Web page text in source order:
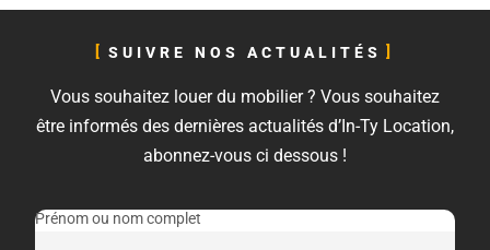
SUIVRE NOS ACTUALITÉS
Vous souhaitez louer du mobilier ? Vous souhaitez
être informés des dernières actualités d’In-Ty Location,
abonnez-vous ci dessous !
Prénom ou nom complet